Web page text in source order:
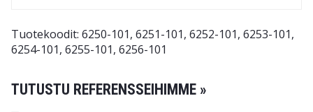
Tuotekoodit: 6250-101, 6251-101, 6252-101, 6253-101,
6254-101, 6255-101, 6256-101
TUTUSTU REFERENSSEIHIMME »